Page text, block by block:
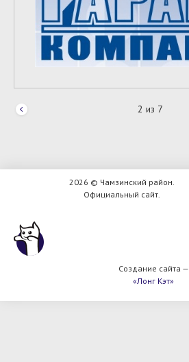
2 из 7
2026 © Чамзинский район.
Официальный сайт.
Создание сайта —
«Лонг Кэт»